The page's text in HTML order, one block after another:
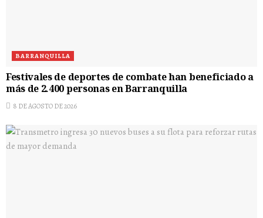
BARRANQUILLA
Festivales de deportes de combate han beneficiado a
más de 2.400 personas en Barranquilla
8 DE AGOSTO DE 2026